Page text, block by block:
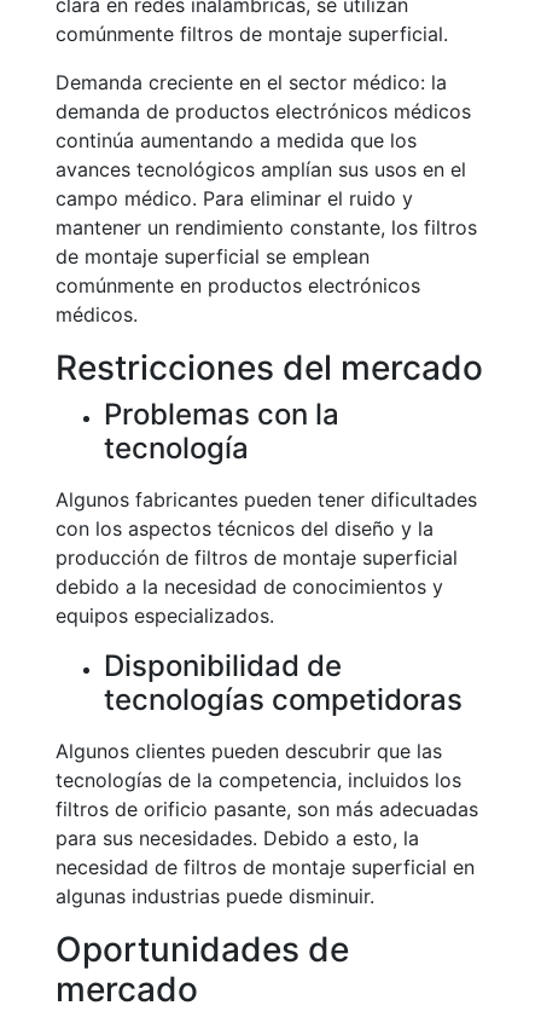
clara en redes inalámbricas, se utilizan
comúnmente filtros de montaje superficial.
Demanda creciente en el sector médico: la
demanda de productos electrónicos médicos
continúa aumentando a medida que los
avances tecnológicos amplían sus usos en el
campo médico. Para eliminar el ruido y
mantener un rendimiento constante, los filtros
de montaje superficial se emplean
comúnmente en productos electrónicos
médicos.
Restricciones del mercado
Problemas con la
tecnología
Algunos fabricantes pueden tener dificultades
con los aspectos técnicos del diseño y la
producción de filtros de montaje superficial
debido a la necesidad de conocimientos y
equipos especializados.
Disponibilidad de
tecnologías competidoras
Algunos clientes pueden descubrir que las
tecnologías de la competencia, incluidos los
filtros de orificio pasante, son más adecuadas
para sus necesidades. Debido a esto, la
necesidad de filtros de montaje superficial en
algunas industrias puede disminuir.
Oportunidades de
mercado